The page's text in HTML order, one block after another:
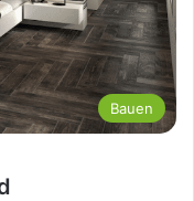
Bauen